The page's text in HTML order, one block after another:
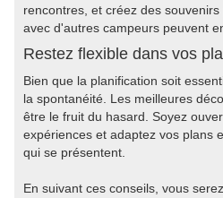
rencontres, et créez des
avec d'autres campeurs peuvent
Restez flexible dans vos
Bien que la planification soit
la spontanéité. Les meilleures
être le fruit du hasard. Soyez
expériences et adaptez vos plans
qui se présentent.
En suivant ces conseils, vous